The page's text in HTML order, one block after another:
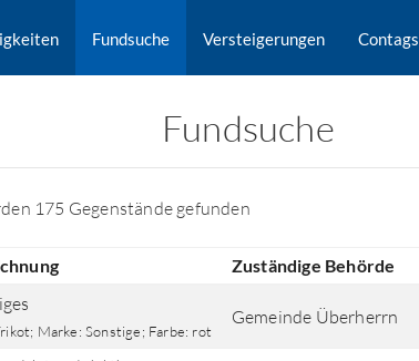
Fundsuche Versteigerungen Contags
Fundsuche
175 Gegenstände gefunden
Zuständige Behörde
Marke: Sonstige; Farbe: rot
Gemeinde Überherrn